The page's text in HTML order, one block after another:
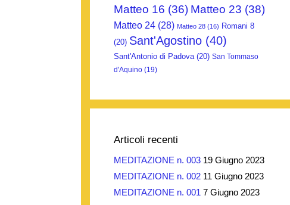
Matteo 16 (36) Matteo 23 (38)
Matteo 24 (28) Matteo 28 (16) Romani 8
(20) Sant'Agostino (40)
Sant'Antonio di Padova (20) San Tommaso
d'Aquino (19)
Articoli recenti
MEDITAZIONE n. 003 19 Giugno 2023
MEDITAZIONE n. 002 11 Giugno 2023
MEDITAZIONE n. 001 7 Giugno 2023